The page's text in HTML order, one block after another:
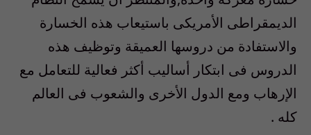
الديمقراطى الأمريكى باستيعاب هذه الخسارة
والاستفادة من دروسها العميقة وتوظيف هذه
الدروس فى ابتكار أساليب أكثر فعالية للتعامل مع
الإرهاب ومع الدول الأخرى والشعوب فى العالم
كله .